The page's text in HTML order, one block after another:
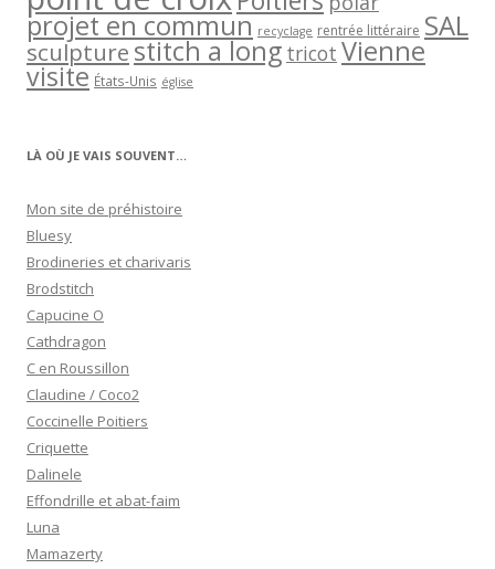
projet en commun recyclage rentrée littéraire SAL
sculpturestitch a long tricot Vienne
visite États-Unis église
LÀ OÙ JE VAIS SOUVENT…
Mon site de préhistoire
Bluesy
Brodineries et charivaris
Brodstitch
Capucine O
Cathdragon
C en Roussillon
Claudine / Coco2
Coccinelle Poitiers
Criquette
Dalinele
Effondrille et abat-faim
Luna
Mamazerty